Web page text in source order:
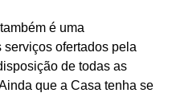
é uma
ofertados pela
de todas as
que a Casa tenha se